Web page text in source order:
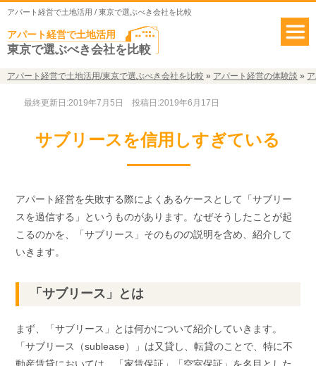
アパート経営で土地活用 / 東京で選ぶべき会社を比較
アパート経営で土地活用
東京で選ぶべき会社を比較
アパート経営で土地活用/東京で選ぶべき会社を比較 » アパート経営の体験談 »
最終更新日:2019年7月5日 投稿日:2019年6月17日
サブリースを信用しすぎている
アパート経営を失敗する際によくあるケースとして「サブリー
スを過信する」というものがあります。なぜそうしたことが起
こるのかを、「サブリース」そのものの説明を含め、紹介して
いきます。
「サブリース」とは
まず、「サブリース」とは何かについて紹介していきます。
「サブリース（sublease）」は又貸し、転貸のことで、特に不